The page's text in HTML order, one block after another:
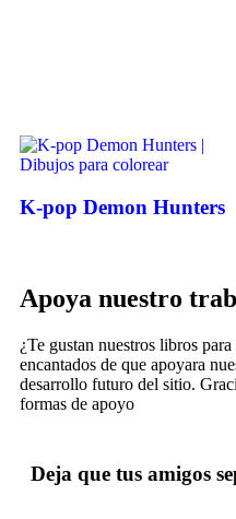
K-pop Demon Hunters
Apoya nuestro
¿Te gustan nuestros libros
encantados de que apoyara
desarrollo futuro del sitio.
formas de apoyo
Deja que tus amigos